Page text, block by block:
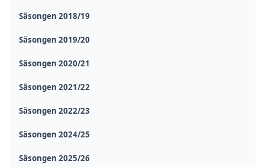
Säsongen 2018/19
Säsongen 2019/20
Säsongen 2020/21
Säsongen 2021/22
Säsongen 2022/23
Säsongen 2024/25
Säsongen 2025/26